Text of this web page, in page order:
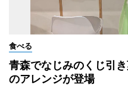
食べる
青森でなじみのくじ引
のアレンジが登場